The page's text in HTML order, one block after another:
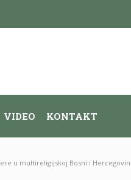
VIDEO KONTAKT
u multireligijskoj Bosni i